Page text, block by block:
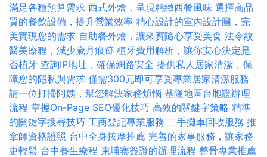
滿足各種預算需求 西式外燴，呈現精緻西餐風味 選擇高品
質的餐飲設備，提升營業效率 精心設計的室內設計圖，完
美實現您的需求 自助餐外燴，讓來賓隨心享受美食 法令紋
醫美療程，減少歲月痕跡 植牙費用解析，讓你安心決定是
否植牙 查詢IP地址，確保網路安全 提供私人居家清潔，保
障您的隱私與需求 僅需300元即可享受專業居家清潔服務
請一位打掃阿姨，幫您解決家務煩惱 基隆地區台胞證辦理
流程 掌握On-Page SEO優化技巧 高效的關鍵字策略 精準
的關鍵字搜尋技巧 工商登記專業服務 二手攤車回收服務 推
拿師資格證照 台中全身按摩推薦 完善的家事服務，讓家務
更輕鬆 台中養生療程 柬埔寨簽證的辦理流程 整骨專業推薦